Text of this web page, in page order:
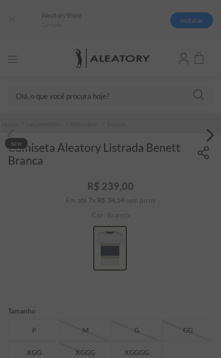
AleatoryStore
Instalar
NEW
Camiseta Aleatory Listrada Benett
Branca
R$ 239,00
Em até 7x R$ 34,14sem juros
Cor: Branco
Tamanho
P M G GG
XGG XGGG XGGGG
2º
camiseta listrada
4º
camiseta
5º
pima
6º
jaqueta
7
9º